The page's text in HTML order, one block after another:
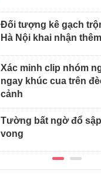
Đối tượng kê gạch
Hà Nội khai nhận
Xác minh clip nhóm
ngay khúc cua trên
cảnh
Tường bất ngờ đổ
vong